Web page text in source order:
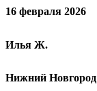
16 февраля 2026
Илья Ж.
Нижний Новгород